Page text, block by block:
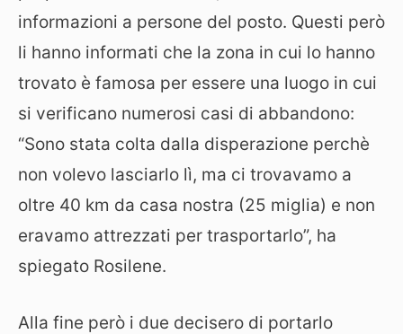
informazioni a persone del posto. Questi però
li hanno informati che la zona in cui lo hanno
trovato è famosa per essere una luogo in cui
si verificano numerosi casi di abbandono:
“Sono stata colta dalla disperazione perchè
non volevo lasciarlo lì, ma ci trovavamo a
oltre 40 km da casa nostra (25 miglia) e non
eravamo attrezzati per trasportarlo”, ha
spiegato Rosilene.
Alla fine però i due decisero di portarlo